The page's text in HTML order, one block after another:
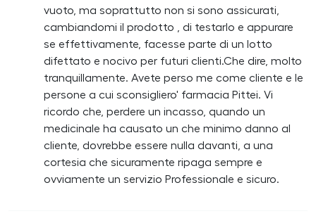
vuoto, ma soprattutto non si sono assicurati,
cambiandomi il prodotto , di testarlo e appurare
se effettivamente, facesse parte di un lotto
difettato e nocivo per futuri clienti.Che dire, molto
tranquillamente. Avete perso me come cliente e le
persone a cui sconsigliero' farmacia Pittei. Vi
ricordo che, perdere un incasso, quando un
medicinale ha causato un che minimo danno al
cliente, dovrebbe essere nulla davanti, a una
cortesia che sicuramente ripaga sempre e
ovviamente un servizio Professionale e sicuro.